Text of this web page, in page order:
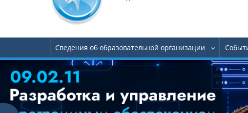
Сведения об образовательной организации